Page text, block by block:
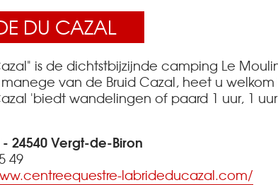
DU CAZAL
is de dichtstbijzijnde camping Le
van de Bruid Cazal, heet u welkom
'biedt wandelingen of paard 1 uur, 1
24540 Vergt-de-Biron
49
labrideducazal.com/